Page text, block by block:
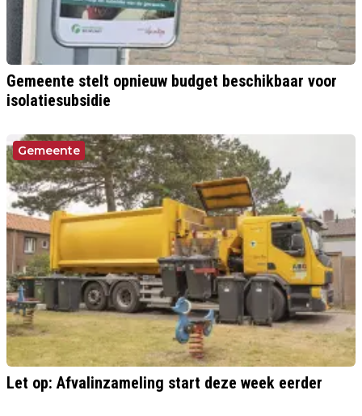
Gemeente stelt opnieuw budget beschikbaar voor
isolatiesubsidie
Gemeente
Let op: Afvalinzameling start deze week eerder